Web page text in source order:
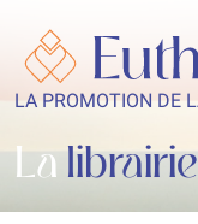
LA PROMOTION DE
Lalibrairie